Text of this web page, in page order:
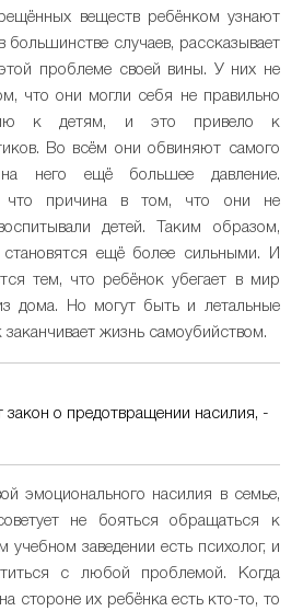
веществ ребёнком узнают
большинстве случаев, рассказывает
проблеме своей вины. У них не
что они могли себя не правильно
к детям, и это привело к
Во всём они обвиняют самого
на него ещё большее давление.
что причина в том, что они не
детей. Таким образом,
становятся ещё более сильными. И
тем, что ребёнок убегает в мир
дома. Но могут быть и летальные
заканчивает жизнь самоубийством.
закон о предотвращении насилия, -
эмоционального насилия в семье,
не бояться обращаться к
учебном заведении есть психолог, и
с любой проблемой. Когда
стороне их ребёнка есть кто-то, то